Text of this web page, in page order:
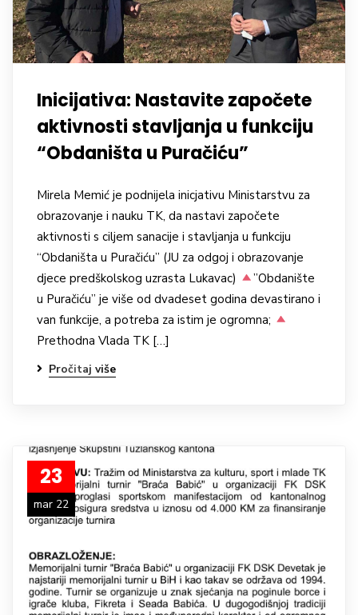
Inicijativa: Nastavite započete
aktivnosti stavljanja u funkciju
“Obdaništa u Puračiću”
Mirela Memić je podnijela inicjativu Ministarstvu za
obrazovanje i nauku TK, da nastavi započete
aktivnosti s ciljem sanacije i stavljanja u funkciju
“Obdaništa u Puračiću” (JU za odgoj i obrazovanje
djece predškolskog uzrasta Lukavac)
”Obdanište
u Puračiću” je više od dvadeset godina devastirano i
van funkcije, a potreba za istim je ogromna;
Prethodna Vlada TK […]
Pročitaj više
23
mar 22